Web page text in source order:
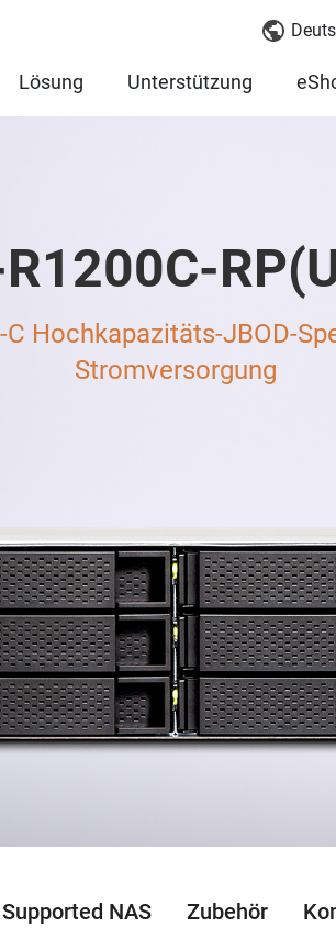
Lösung Unterstützung
C Hochkapazitäts-JBOD-
Stromversorgung
Supported NAS Zubehör